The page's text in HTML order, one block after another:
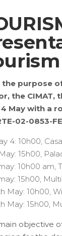
the purpose
the CIMAT,
May with a
02-0853-
4: 10h00,
15h00,
10h00 am,
15h00,
May: 10h00,
May: 15h00,
objective